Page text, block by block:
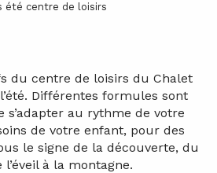
été centre de loisirs
du centre de loisirs du Chalet
Différentes formules sont
s’adapter au rythme de votre
de votre enfant, pour des
le signe de la découverte, du
l’éveil à la montagne.